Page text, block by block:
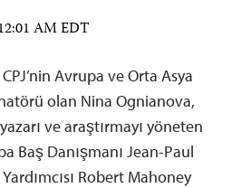
AM EDT
Avrupa ve Orta Asya
olan Nina Ognianova,
ve araştırmayı yöneten
Baş Danışmanı Jean-Paul
Robert Mahoney